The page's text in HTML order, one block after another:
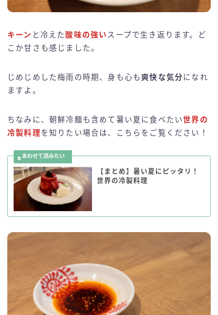
キーン と冷えた酸味の強い スープで生き返ります。ど
こか甘さも感じました。
じめじめした梅雨の時期、身も心も爽快な気分 になれ
ますよ。
ちなみに、朝鮮冷麺も含めて暑い夏に食べたい世界の
冷製料理を知りたい場合は、こちらをご覧ください！
【まとめ】暑い夏にピッタリ！
世界の冷製料理